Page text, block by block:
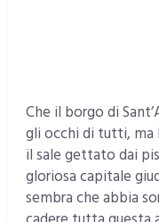
Che il borgo di
gli occhi di tutti, ma
il sale gettato dai
gloriosa capitale
sembra che abbia